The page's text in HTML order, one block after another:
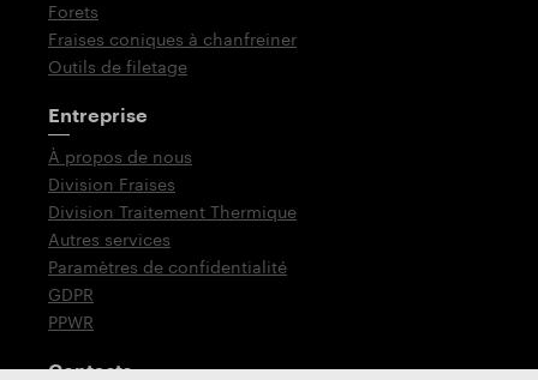
Forets
Fraises coniques à chanfreiner
Outils de filetage
Entreprise
À propos de nous
Division Fraises
Division Traitement Thermique
Autres services
Paramètres de confidentialité
GDPR
PPWR
Contacts